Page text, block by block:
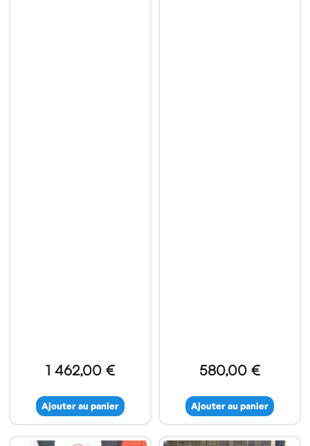
1 462,00 €
Ajouter au panier
580,00 €
Ajouter au panier